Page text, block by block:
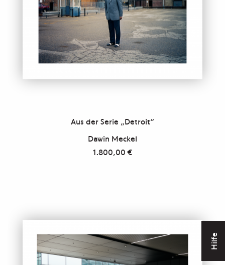
Hilfe
Aus der Serie „Detroit“
Dawin Meckel
1.800,00€